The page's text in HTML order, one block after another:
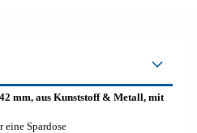
mm, aus Kunststoff & Metall, mit
eine Spardose